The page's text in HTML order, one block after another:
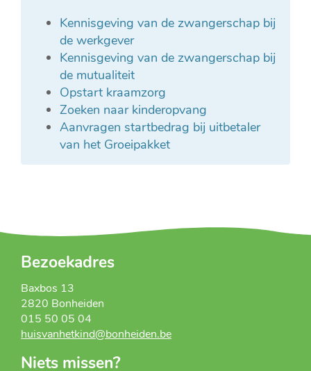
Kennisgeving van de zwangerschap bij
de werkgever
Kennisgeving van de zwangerschap bij
de mutualiteit
Opstart kraamzorg
Zoeken naar kinderopvang
Aanvragen startbedrag bij uitbetaler
van het Groeipakket
Bezoekadres
Baxbos 13
2820 Bonheiden
015 50 05 04
huisvanhetkind@bonheiden.be
Niets missen?